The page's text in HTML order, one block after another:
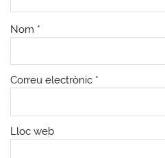
Nom *
Correu electrònic *
Lloc web